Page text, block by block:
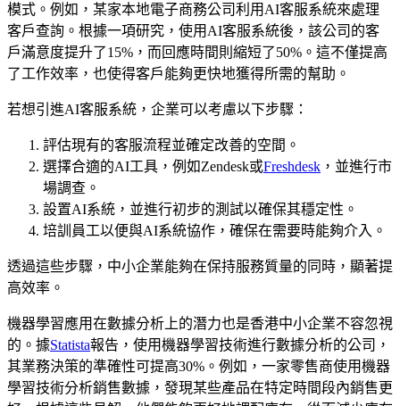
模式。例如，某家本地電子商務公司利用AI客服系統來處理
客戶查詢。根據一項研究，使用AI客服系統後，該公司的客
戶滿意度提升了15%，而回應時間則縮短了50%。這不僅提高
了工作效率，也使得客戶能夠更快地獲得所需的幫助。
若想引進AI客服系統，企業可以考慮以下步驟：
評估現有的客服流程並確定改善的空間。
選擇合適的AI工具，例如Zendesk或Freshdesk ，並進行市
場調查。
設置AI系統，並進行初步的測試以確保其穩定性。
培訓員工以便與AI系統協作，確保在需要時能夠介入。
透過這些步驟，中小企業能夠在保持服務質量的同時，顯著提
高效率。
機器學習應用在數據分析上的潛力也是香港中小企業不容忽視
的。據Statista報告，使用機器學習技術進行數據分析的公司，
其業務決策的準確性可提高30%。例如，一家零售商使用機器
學習技術分析銷售數據，發現某些產品在特定時間段內銷售更